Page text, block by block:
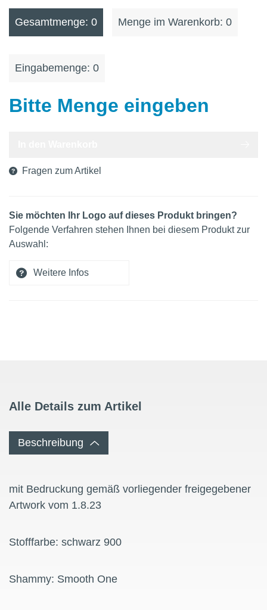
Gesamtmenge: 0 Menge im Warenkorb: 0
Eingabemenge: 0
Bitte Menge eingeben
Fragen zum Artikel
Sie möchten Ihr Logo auf dieses Produkt bringen?
Folgende Verfahren stehen Ihnen bei diesem Produkt zur
Auswahl:
Weitere Infos
Alle Details zum Artikel
Beschreibung
mit Bedruckung gemäß vorliegender freigegebener
Artwork vom 1.8.23
Stofffarbe: schwarz 900
Shammy: Smooth One